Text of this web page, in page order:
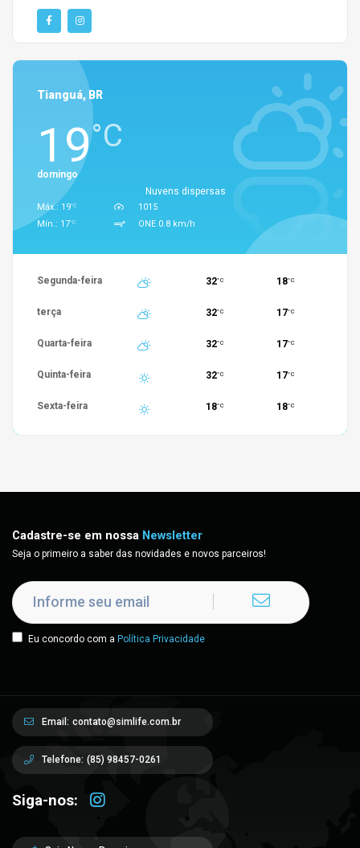
Tianguá, BR
19°C
Nuvens dispersas
domingo
Máx.: 19°C
Mín.: 17°C
1015
ONE 0.8 km/h
Segunda-feira 32°C 18°C
terça 32°C 17°C
Quarta-feira 32°C 17°C
Quinta-feira 32°C 17°C
Sexta-feira 18°C 18°C
Cadastre-se em nossa Newsletter
Seja o primeiro a saber das novidades e novos parceiros!
Eu concordo com a Política Privacidade
Email: contato@simlife.com.br
Telefone: (85) 98457-0261
Siga-nos: